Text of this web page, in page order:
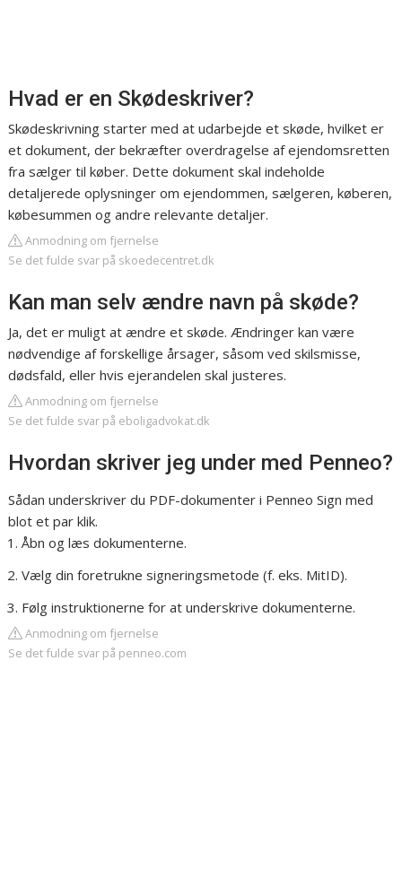
Hvad er en Skødeskriver?
Skødeskrivning starter med at udarbejde et skøde, hvilket er
et dokument, der bekræfter overdragelse af ejendomsretten
fra sælger til køber. Dette dokument skal indeholde
detaljerede oplysninger om ejendommen, sælgeren, køberen,
købesummen og andre relevante detaljer.
Anmodning om fjernelse
Se det fulde svar på skoedecentret.dk
Kan man selv ændre navn på skøde?
Ja, det er muligt at ændre et skøde. Ændringer kan være
nødvendige af forskellige årsager, såsom ved skilsmisse,
dødsfald, eller hvis ejerandelen skal justeres.
Anmodning om fjernelse
Se det fulde svar på eboligadvokat.dk
Hvordan skriver jeg under med Penneo?
Sådan underskriver du PDF-dokumenter i Penneo Sign med
blot et par klik.
Åbn og læs dokumenterne.
Vælg din foretrukne signeringsmetode (f. eks. MitID).
Følg instruktionerne for at underskrive dokumenterne.
Anmodning om fjernelse
Se det fulde svar på penneo.com